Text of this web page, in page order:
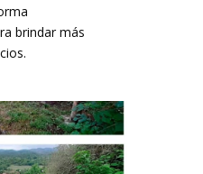
brindar más